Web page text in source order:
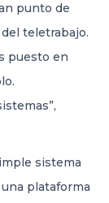
punto de
teletrabajo.
puesto en
sistema
plataforma